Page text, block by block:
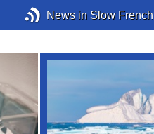
News in Slow French